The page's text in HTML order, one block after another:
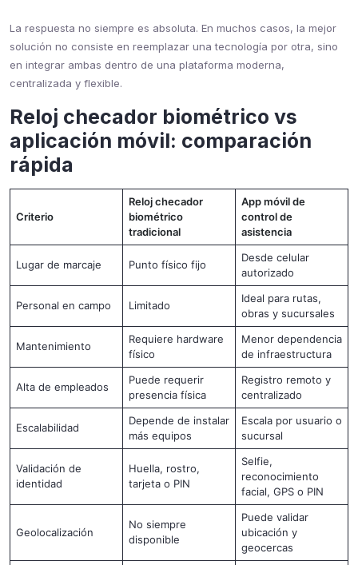
La respuesta no siempre es absoluta. En muchos casos, la mejor
solución no consiste en reemplazar una tecnología por otra, sino
en integrar ambas dentro de una plataforma moderna,
centralizada y flexible.
Reloj checador biométrico vs
aplicación móvil: comparación
rápida
Criterio
Reloj checador
biométrico
tradicional
App móvil de
control de
asistencia
Lugar de marcaje Punto físico fijo
Desde celular
autorizado
Personal en campo Limitado
Ideal para rutas,
obras y sucursales
Mantenimiento
Requiere hardware
físico
Menor dependencia
de infraestructura
Alta de empleados
Puede requerir
presencia física
Registro remoto y
centralizado
Escalabilidad
Depende de instalar
más equipos
Escala por usuario o
sucursal
Validación de
identidad
Huella, rostro,
tarjeta o PIN
Selfie,
reconocimiento
facial, GPS o PIN
Geolocalización
No siempre
disponible
Puede validar
ubicación y
geocercas